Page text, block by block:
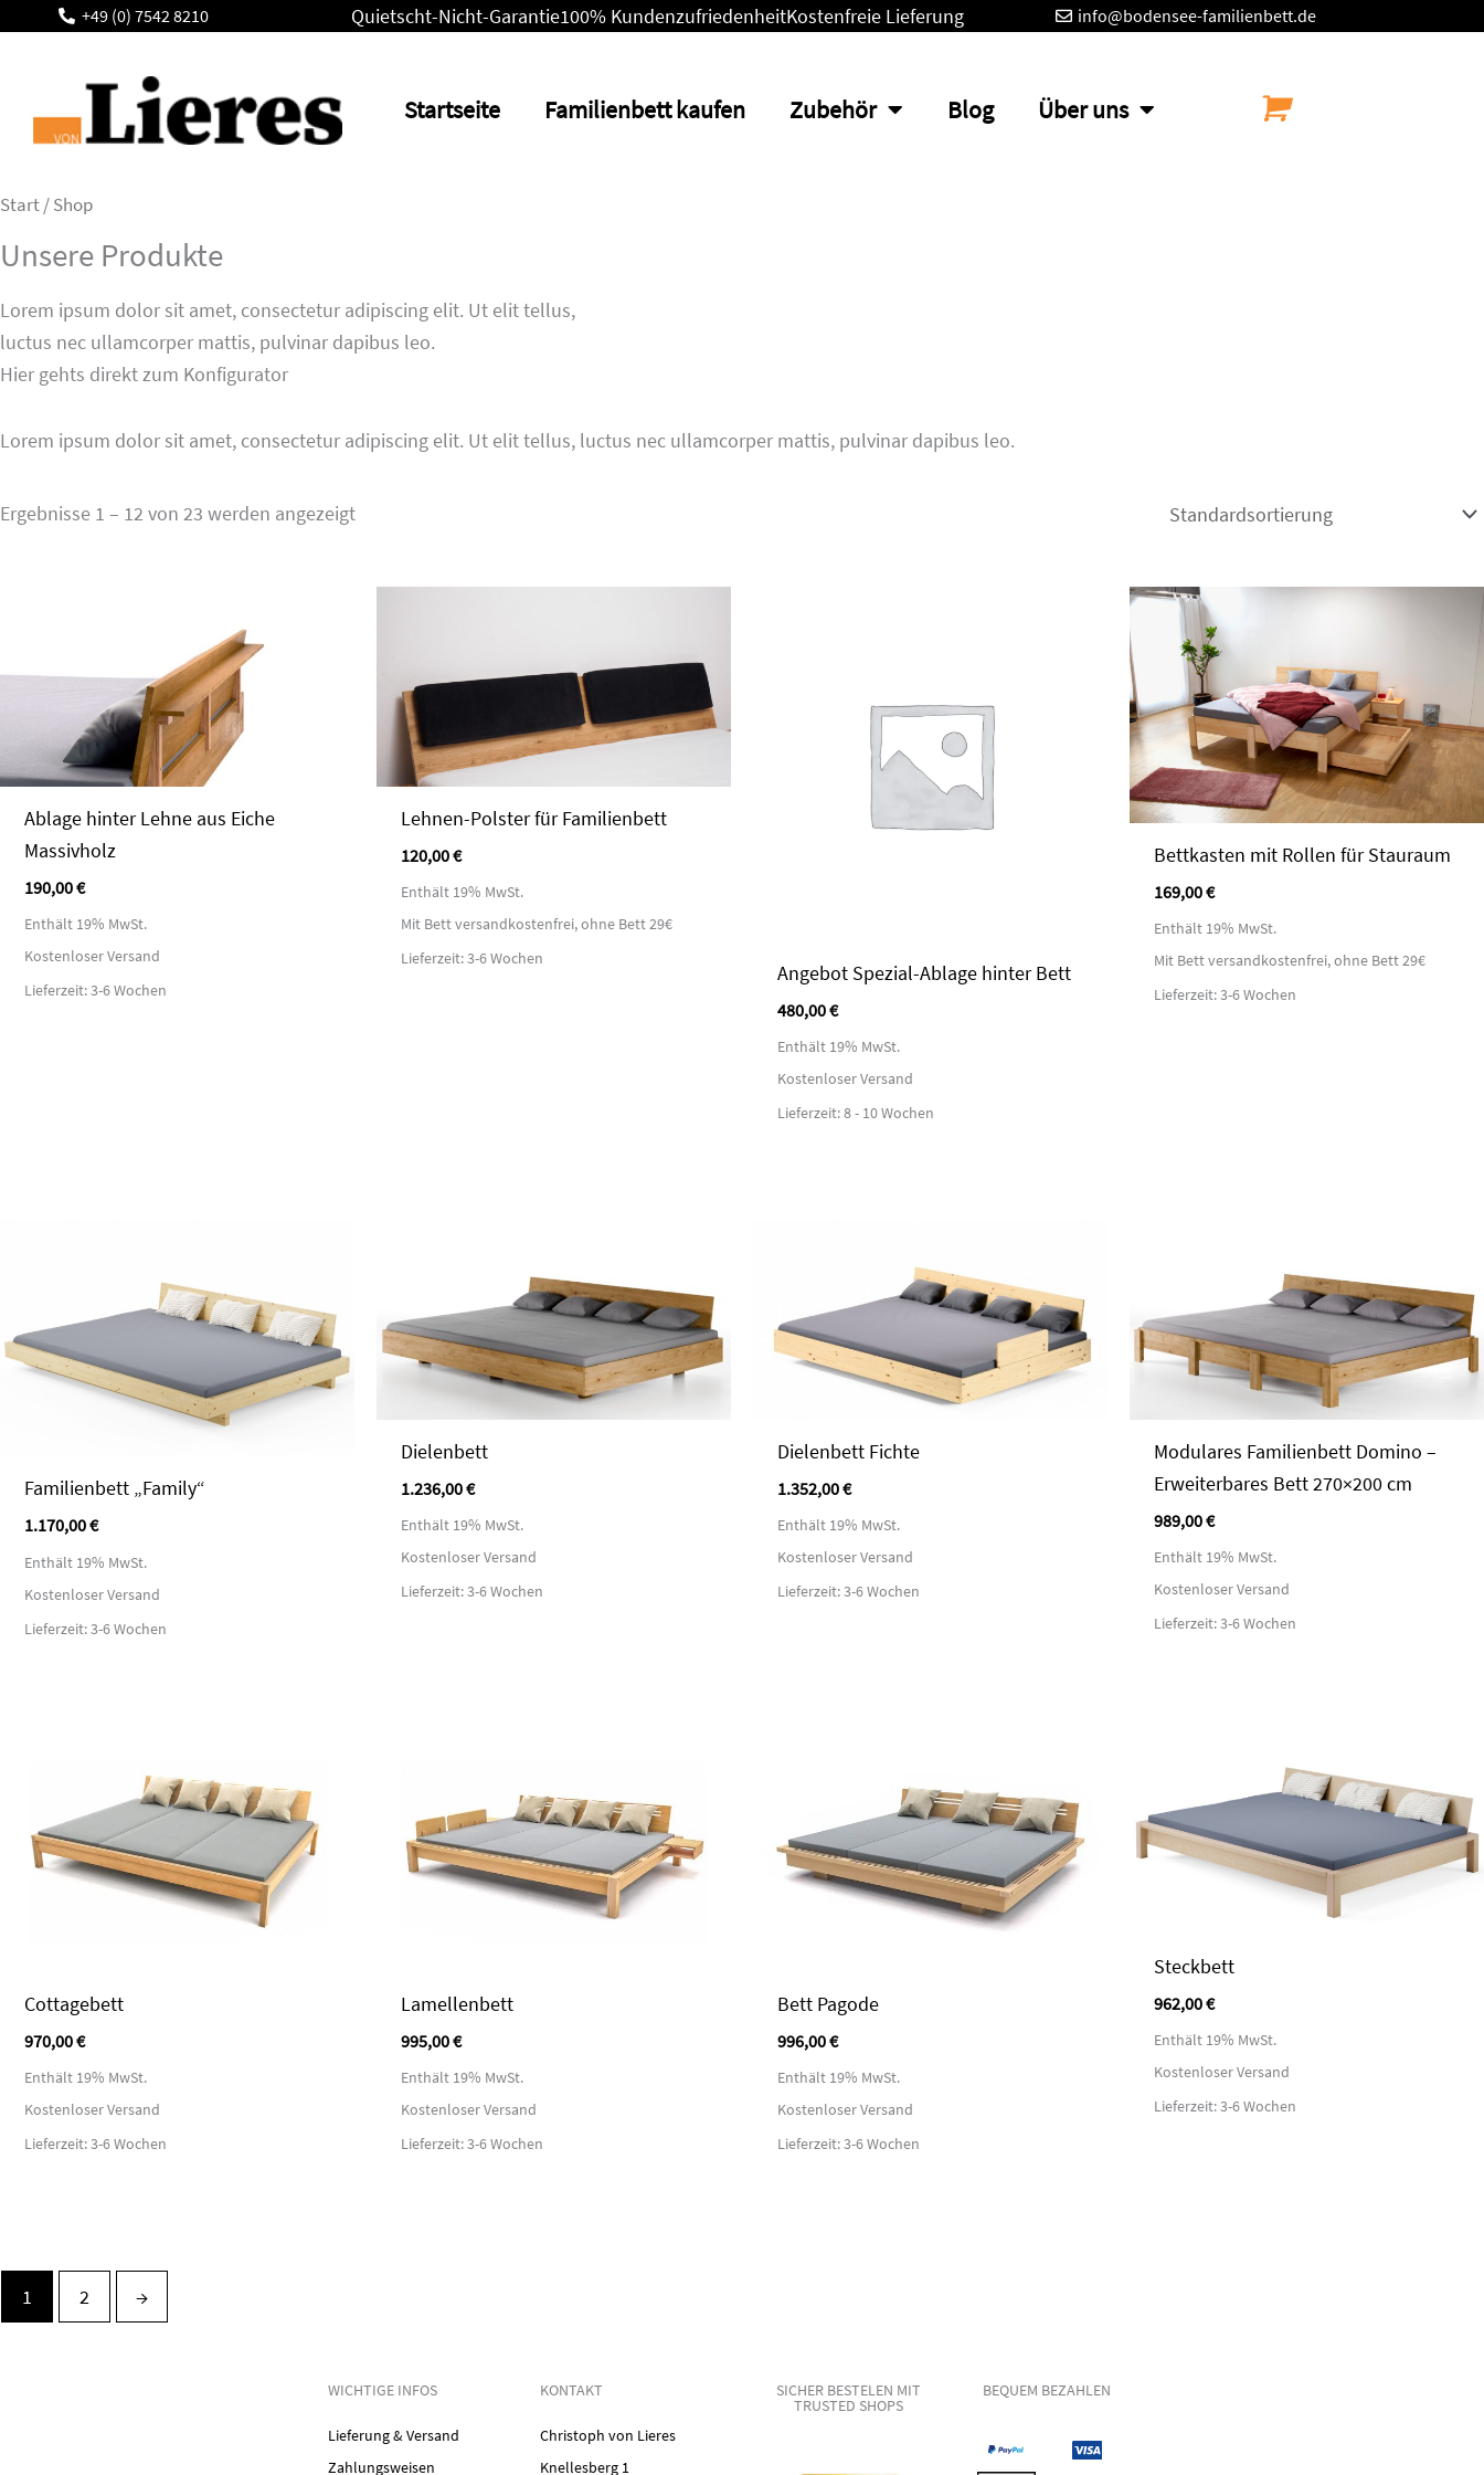
+49 (0) 7542 8210 Quietscht-Nicht-Garantie100% KundenzufriedenheitKostenfreie Lieferung info@bodensee-familienbett.de
Startseite Familienbett kaufen Zubehör Blog Über uns
Start/ Shop
Unsere Produkte
Lorem ipsum dolor sit amet, consectetur adipiscing elit. Ut elit tellus,
luctus nec ullamcorper mattis, pulvinar dapibus leo.
Hier gehts direkt zum Konfigurator
Lorem ipsum dolor sit amet, consectetur adipiscing elit. Ut elit tellus, luctus nec ullamcorper mattis, pulvinar dapibus leo.
Ergebnisse 1 – 12 von 23 werden angezeigt
Ablage hinter Lehne aus Eiche
Massivholz
190,00€
Enthält 19% MwSt.
Kostenloser Versand
Lieferzeit: 3-6 Wochen
Lehnen-Polster für Familienbett
120,00€
Enthält 19% MwSt.
Mit Bett versandkostenfrei, ohne Bett 29€
Lieferzeit: 3-6 Wochen
Angebot Spezial-Ablage hinter Bett
480,00€
Enthält 19% MwSt.
Kostenloser Versand
Lieferzeit: 8 - 10 Wochen
Bettkasten mit Rollen für Stauraum
169,00€
Enthält 19% MwSt.
Mit Bett versandkostenfrei, ohne Bett 29€
Lieferzeit: 3-6 Wochen
Familienbett „Family“
1.170,00€
Enthält 19% MwSt.
Kostenloser Versand
Lieferzeit: 3-6 Wochen
Dielenbett
1.236,00€
Enthält 19% MwSt.
Kostenloser Versand
Lieferzeit: 3-6 Wochen
Dielenbett Fichte
1.352,00€
Enthält 19% MwSt.
Kostenloser Versand
Lieferzeit: 3-6 Wochen
Modulares Familienbett Domino –
Erweiterbares Bett 270×200 cm
989,00€
Enthält 19% MwSt.
Kostenloser Versand
Lieferzeit: 3-6 Wochen
Cottagebett
970,00€
Enthält 19% MwSt.
Kostenloser Versand
Lieferzeit: 3-6 Wochen
Lamellenbett
995,00€
Enthält 19% MwSt.
Kostenloser Versand
Lieferzeit: 3-6 Wochen
Bett Pagode
996,00€
Enthält 19% MwSt.
Kostenloser Versand
Lieferzeit: 3-6 Wochen
Steckbett
962,00€
Enthält 19% MwSt.
Kostenloser Versand
Lieferzeit: 3-6 Wochen
1 2 →
WICHTIGE INFOS
Lieferung & Versand
Zahlungsweisen
KONTAKT
Christoph von Lieres
Knellesberg 1
SICHER BESTELEN MIT
TRUSTED SHOPS
BEQUEM BEZAHLEN